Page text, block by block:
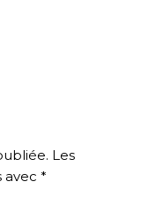
Les
avec*